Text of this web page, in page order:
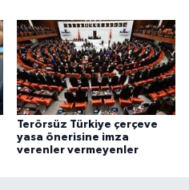
Terörsüz Türkiye çerçeve
yasa önerisine imza
verenler vermeyenler